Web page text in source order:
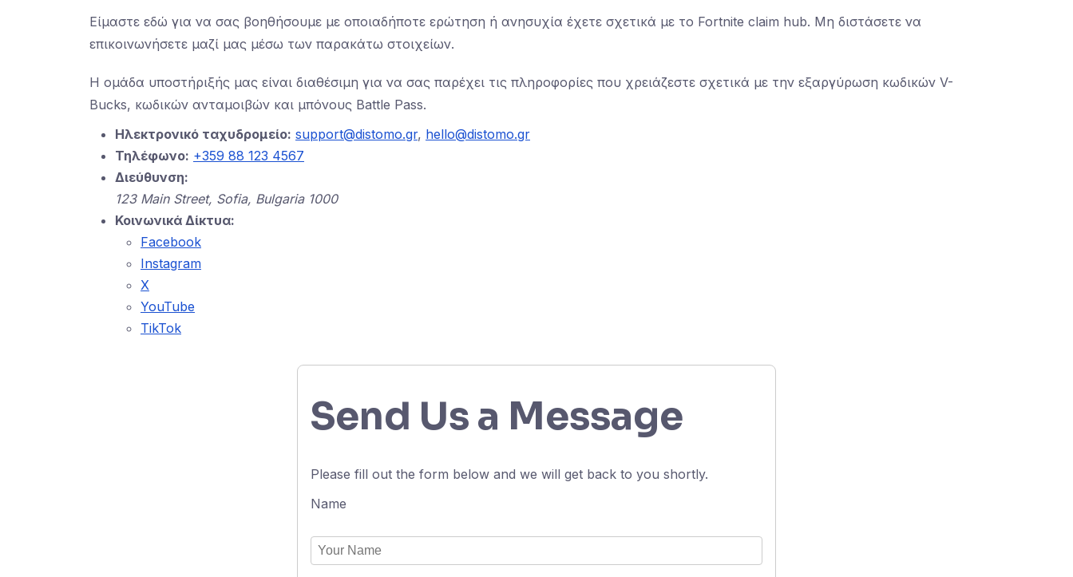
Είμαστε εδώ για να σας βοηθήσουμε με οποιαδήποτε ερώτηση ή ανησυχία έχετε σχετικά με το Fortnite claim hub. Μη διστάσετε να
επικοινωνήσετε μαζί μας μέσω των παρακάτω στοιχείων.
Η ομάδα υποστήριξής μας είναι διαθέσιμη για να σας παρέχει τις πληροφορίες που χρειάζεστε σχετικά με την εξαργύρωση κωδικών V-
Bucks, κωδικών ανταμοιβών και μπόνους Battle Pass.
Ηλεκτρονικό ταχυδρομείο: support@distomo.gr, hello@distomo.gr
Τηλέφωνο: +359 88 123 4567
Διεύθυνση:
123 Main Street, Sofia, Bulgaria 1000
Κοινωνικά Δίκτυα:
Facebook
Instagram
X
YouTube
TikTok
Send Us a Message
Please fill out the form below and we will get back to you shortly.
Name